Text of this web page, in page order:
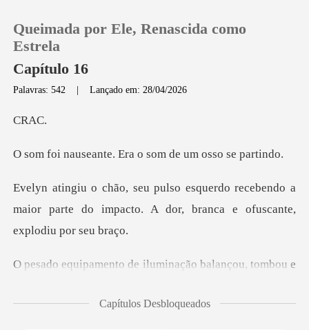
Histórico
Baixar App
Queimada por Ele, Renascida como
Estrela
Capítulo 16
Palavras: 542 |Lançado em: 28/04/2026
R
e. Era o som de um
recebendo a
maior parte do impacto. A dor,
e
Capítulos Desbloqueados